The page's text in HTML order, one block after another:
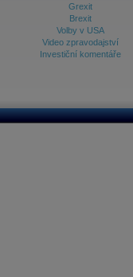
Grexit
Brexit
Volby v USA
Video zpravodajství
Investiční komentáře